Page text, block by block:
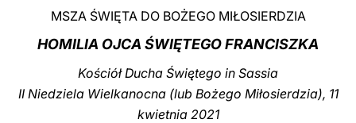
中文
LATINE
MSZA ŚWIĘTA DO BOŻEGO MIŁOSIERDZIA
HOMILIA OJCA ŚWIĘTEGO FRANCISZKA
Kościół Ducha Świętego in Sassia
II Niedziela Wielkanocna (lub Bożego Miłosierdzia), 11
kwietnia 2021